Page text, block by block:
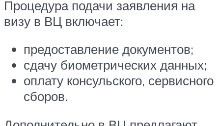
Процедура подачи заявления на
визу в ВЦ включает:
предоставление документов;
сдачу биометрических данных;
оплату консульского, сервисного
сборов.